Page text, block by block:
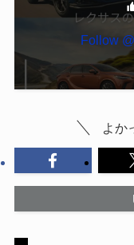
Follow
よか